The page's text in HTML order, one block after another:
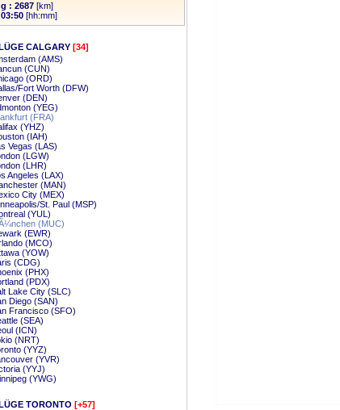
: 2687 [km]
[hh:mm]
CALGARY [34]
(AMS)
(CUN)
(ORD)
Fort Worth (DFW)
(DEN)
(YEG)
(FRA)
(YHZ)
(IAH)
Vegas (LAS)
(LGW)
(LHR)
Angeles (LAX)
(MAN)
City (MEX)
St. Paul (MSP)
(YUL)
(MUC)
(EWR)
(MCO)
(YOW)
(CDG)
(PHX)
(PDX)
Lake City (SLC)
Diego (SAN)
Francisco (SFO)
(SEA)
(ICN)
(NRT)
(YYZ)
(YVR)
(YYJ)
(YWG)
TORONTO [+57]